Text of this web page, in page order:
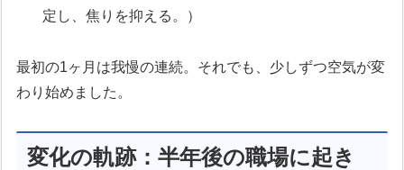
定し、焦りを抑える。）
最初の1ヶ月は我慢の連続。それでも、少しずつ空気が変
わり始めました。
変化の軌跡：半年後の職場に起き